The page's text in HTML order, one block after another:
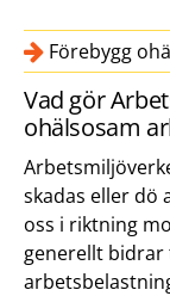
Förebygg
Vad gör
ohälsosam
skadas eller dö
oss i riktning
generellt bidrar